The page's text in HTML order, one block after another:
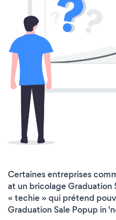
Certaines entreprises
at un bricolage Graduation
« techie » qui prétend
Graduation Sale Popup in